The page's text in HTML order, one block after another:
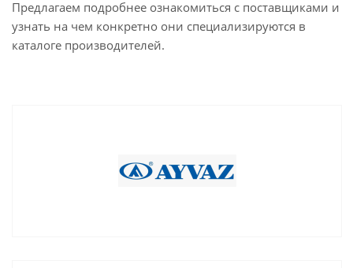
Предлагаем подробнее ознакомиться с поставщиками и
узнать на чем конкретно они специализируются в
каталоге производителей.